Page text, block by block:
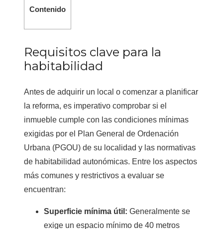
Contenido
Requisitos clave para la
habitabilidad
Antes de adquirir un local o comenzar a planificar
la reforma, es imperativo comprobar si el
inmueble cumple con las condiciones mínimas
exigidas por el Plan General de Ordenación
Urbana (PGOU) de su localidad y las normativas
de habitabilidad autonómicas. Entre los aspectos
más comunes y restrictivos a evaluar se
encuentran:
Superficie mínima útil: Generalmente se
exige un espacio mínimo de 40 metros